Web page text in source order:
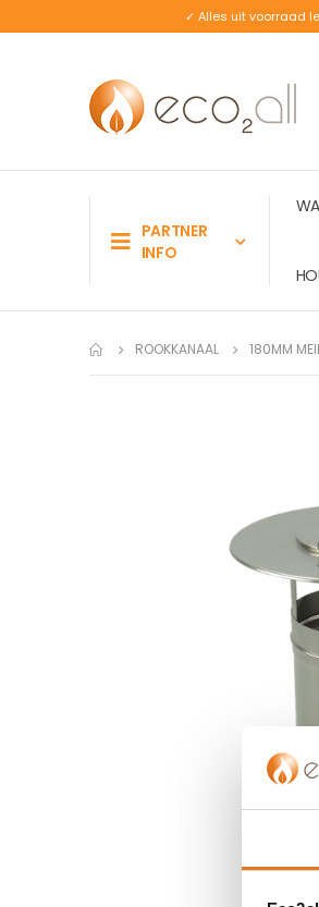
✓ Alles uit voorraad
PARTNER
INFO
ROOKKANAAL 180MM